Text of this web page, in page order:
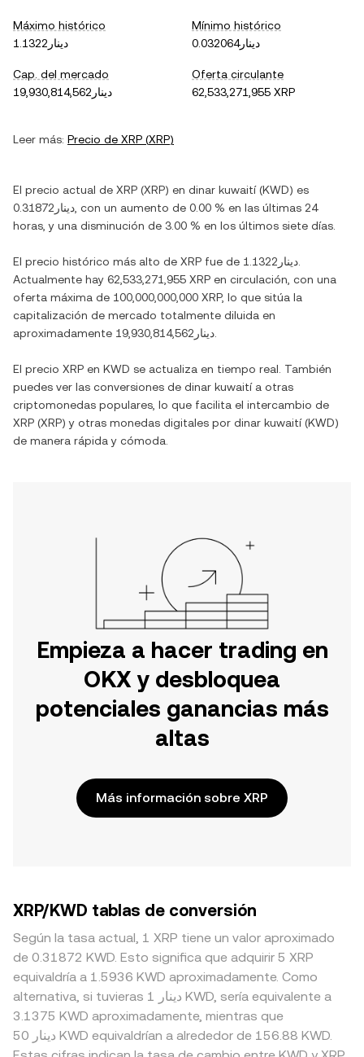
Máximo histórico
دينار1.1322
Mínimo histórico
دينار0.032064
Cap. del mercado
دينار19,930,814,562
Oferta circulante
62,533,271,955 XRP
Leer más: Precio de XRP (XRP)
El precio actual de XRP (XRP) en dinar kuwaití(KWD) es
دينار0.31872 , con un aumento de 0.00 % en las últimas 24
horas, y una disminución de 3.00 % en los últimos siete días.
El precio histórico más alto de XRP fue de دينار1.1322
Actualmente hay 62,533,271,955 XRP en circulación, con una
oferta máxima de 100,000,000,000 XRP, lo que sitúa la
capitalización de mercado totalmente diluida en
aproximadamente
دينار19,930,814,562
El precio XRP en KWD se actualiza en tiempo real. También
puedes ver las conversiones de dinar kuwaitía otras
criptomonedas populares, lo que facilita el intercambio de
XRP (XRP) y otras monedas digitales por dinar kuwaití(KWD)
de manera rápida y cómoda.
Empieza a hacer trading en
OKX y desbloquea
potenciales ganancias más
altas
Más información sobre XRP
XRP/KWD tablas de conversión
Según la tasa actual, 1 XRP tiene un valor aproximado
de 0.31872 KWD. Esto significa que adquirir 5 XRP
equivaldría a 1.5936 KWD aproximadamente. Como
alternativa, si tuvieras 1 دينار KWD, sería equivalente a
3.1375 KWD aproximadamente, mientras que
50 دينار KWD equivaldrían a alrededor de 156.88 KWD.